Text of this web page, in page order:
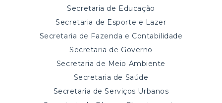
Secretaria de Educação
Secretaria de Esporte e Lazer
Secretaria de Fazenda e Contabilidade
Secretaria de Governo
Secretaria de Meio Ambiente
Secretaria de Saúde
Secretaria de Serviços Urbanos